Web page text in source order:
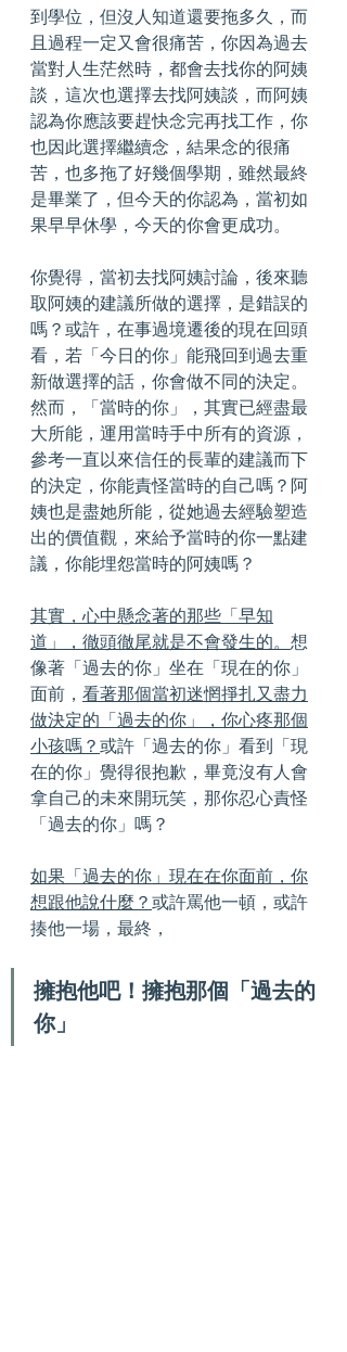
到學位，但沒人知道還要拖多久，而
且過程一定又會很痛苦，你因為過去
當對人生茫然時，都會去找你的阿姨
談，這次也選擇去找阿姨談，而阿姨
認為你應該要趕快念完再找工作，你
也因此選擇繼續念，結果念的很痛
苦，也多拖了好幾個學期，雖然最終
是畢業了，但今天的你認為，當初如
果早早休學，今天的你會更成功。
你覺得，當初去找阿姨討論，後來聽
取阿姨的建議所做的選擇，是錯誤的
嗎？或許，在事過境遷後的現在回頭
看，若「今日的你」能飛回到過去重
新做選擇的話，你會做不同的決定。
然而，「當時的你」，其實已經盡最
大所能，運用當時手中所有的資源，
參考一直以來信任的長輩的建議而下
的決定，你能責怪當時的自己嗎？阿
姨也是盡她所能，從她過去經驗塑造
出的價值觀，來給予當時的你一點建
議，你能埋怨當時的阿姨嗎？
其實，心中懸念著的那些「早知
道」，徹頭徹尾就是不會發生的。 想
像著「過去的你」坐在「現在的你」
面前， 看著那個當初迷惘掙扎又盡力
做決定的「過去的你」，你心疼那個
小孩嗎？ 或許「過去的你」看到「現
在的你」覺得很抱歉，畢竟沒有人會
拿自己的未來開玩笑，那你忍心責怪
「過去的你」嗎？
如果「過去的你」現在在你面前，你
想跟他說什麼？ 或許罵他一頓，或許
揍他一場，最終，
擁抱他吧！擁抱那個「過去的
你」